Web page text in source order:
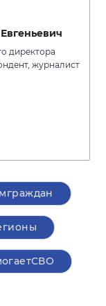
директора
журналист